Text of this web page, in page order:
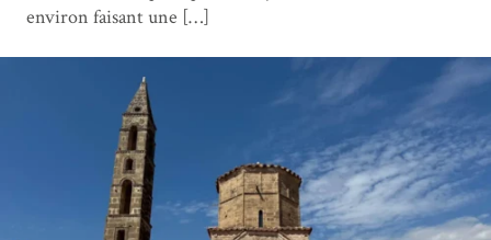
environ faisant une […]